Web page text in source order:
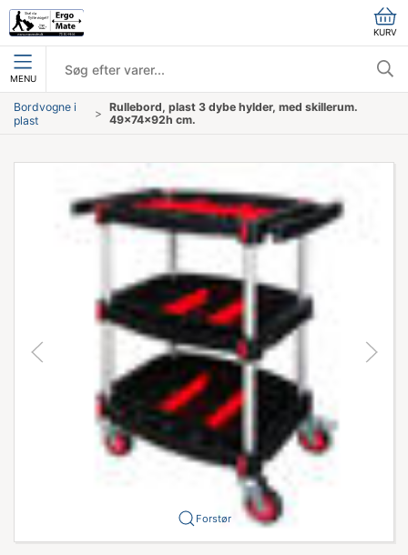
KURV
MENU
Bordvogne i
plast
Rullebord, plast 3 dybe hylder, med skillerum.
49x74x92h cm.
Forstør